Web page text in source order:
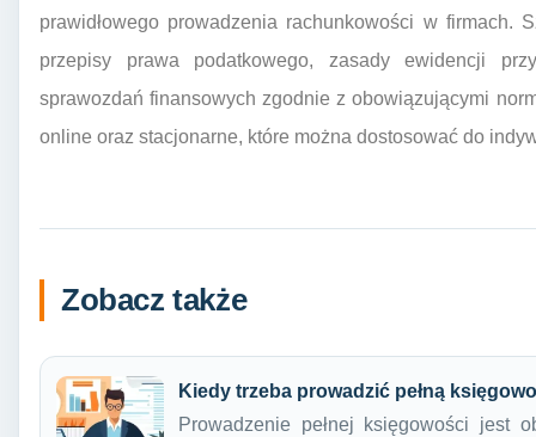
prawidłowego prowadzenia rachunkowości w firmach.
przepisy prawa podatkowego, zasady ewidencji
sprawozdań finansowych zgodnie z obowiązującymi
online oraz stacjonarne, które można dostosować do
Zobacz także
Kiedy trzeba prowadzić pełną
Prowadzenie pełnej księgowości jest